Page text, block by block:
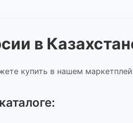
в
купить в нашем